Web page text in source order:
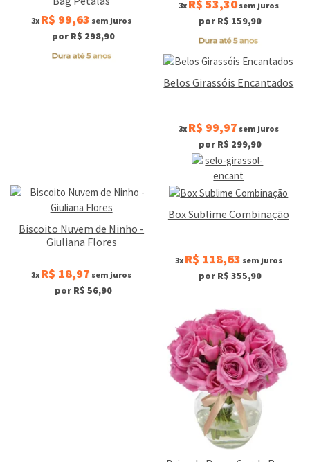
3x R$ 99,63 sem juros
por R$ 298,90
3x R$ 53,30sem juros
por R$ 159,90
Belos Girassóis Encantados
3x R$ 99,97 sem juros
por R$ 299,90
Biscoito Nuvem de Ninho -
Giuliana Flores
3x R$ 18,97 sem juros
por R$ 56,90
Box Sublime Combinação
3x R$ 118,63 sem juros
por R$ 355,90